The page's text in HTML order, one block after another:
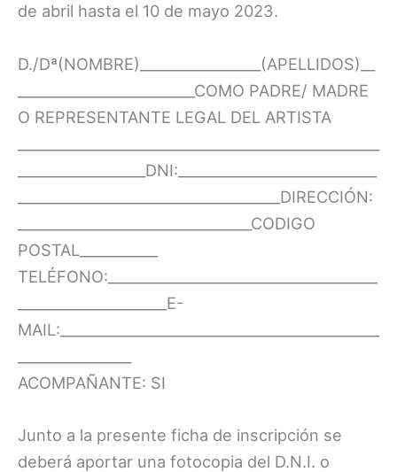
de abril hasta el 10 de mayo 2023.
D./Dª(NOMBRE)_________________(APELLIDOS)__
_________________________COMO PADRE/ MADRE
O REPRESENTANTE LEGAL DEL ARTISTA
__________________DNI:____________________________
_____________________________________DIRECCIÓN:
_________________________________CODIGO
POSTAL___________
TELÉFONO:______________________________________
_____________________E-
MAIL:_____________________________________________
ACOMPAÑANTE: SI
Junto a la presente ficha de inscripción se
deberá aportar una fotocopia del D.N.I. o